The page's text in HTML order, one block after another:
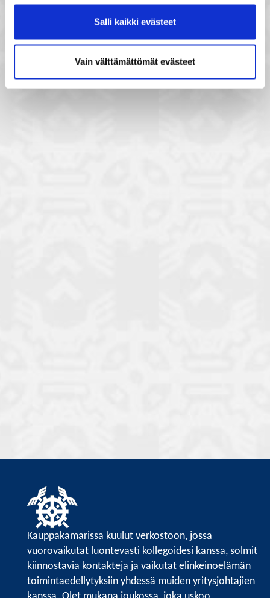
Salli kaikki evästeet
Vain välttämättömät evästeet
Kauppakamarissa kuulut verkostoon, jossa
vuorovaikutat luontevasti kollegoidesi kanssa, solmit
kiinnostavia kontakteja ja vaikutat elinkeinoelämän
toimintaedellytyksiin yhdessä muiden yritysjohtajien